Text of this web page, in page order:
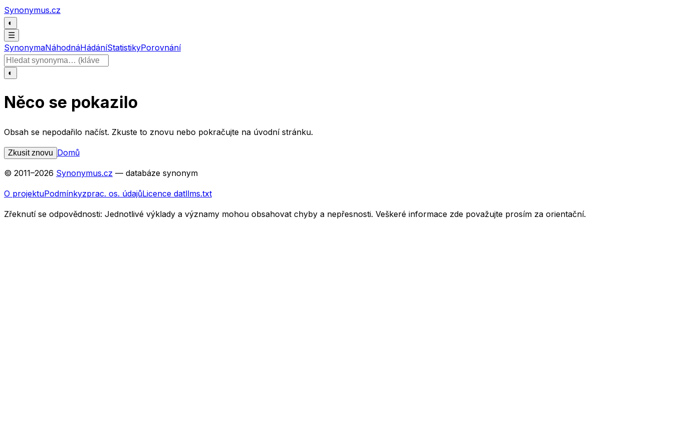
Přeskočit na obsah
Synonymus.cz
◐
☰
SynonymaNáhodnáHádáníStatistikyPorovnání
Hledat slovo
◐
Něco se pokazilo
Obsah se nepodařilo načíst. Zkuste to znovu nebo pokračujte na úvodní stránku.
Zkusit znovu Domů
© 2011–2026 Synonymus.cz — databáze synonym
O projektuPodmínkyzprac. os. údajůLicence datllms.txt
Zřeknutí se odpovědnosti: Jednotlivé výklady a významy mohou obsahovat chyby a nepřesnosti. Veškeré informace zde považujte prosím za orientační.